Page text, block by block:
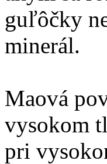
guľôčky
minerál.
Maová
vysokom
pri